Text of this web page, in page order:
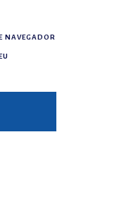
NAVEGADOR